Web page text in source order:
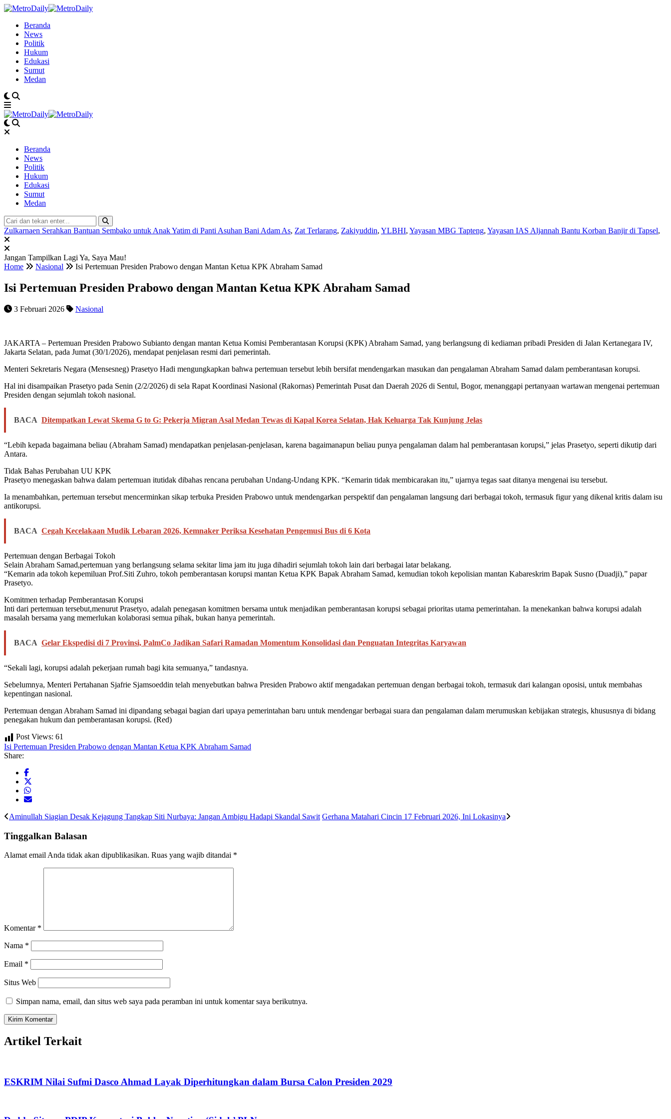
Beranda
News
Politik
Hukum
Edukasi
Sumut
Medan
Beranda
News
Politik
Hukum
Edukasi
Sumut
Medan
Zulkarnaen Serahkan Bantuan Sembako untuk Anak Yatim di Panti Asuhan Bani Adam As, Zat Terlarang, Zakiyuddin, YLBHI, Yayasan MBG Tapteng, Yayasan IAS Aljannah Bantu Korban Banjir di Tapsel,
Jangan Tampilkan Lagi Ya, Saya Mau!
Home
Nasional Isi Pertemuan Presiden Prabowo dengan Mantan Ketua KPK Abraham Samad
Isi Pertemuan Presiden Prabowo dengan Mantan Ketua KPK Abraham Samad
3 Februari 2026 Nasional
JAKARTA – Pertemuan Presiden Prabowo Subianto dengan mantan Ketua Komisi Pemberantasan Korupsi (KPK) Abraham Samad, yang berlangsung di kediaman pribadi Presiden di Jalan Kertanegara IV,
Jakarta Selatan, pada Jumat (30/1/2026), mendapat penjelasan resmi dari pemerintah.
Menteri Sekretaris Negara (Mensesneg) Prasetyo Hadi mengungkapkan bahwa pertemuan tersebut lebih bersifat mendengarkan masukan dan pengalaman Abraham Samad dalam pemberantasan korupsi.
Hal ini disampaikan Prasetyo pada Senin (2/2/2026) di sela Rapat Koordinasi Nasional (Rakornas) Pemerintah Pusat dan Daerah 2026 di Sentul, Bogor, menanggapi pertanyaan wartawan mengenai pertemuan
Presiden dengan sejumlah tokoh nasional.
BACA Ditempatkan Lewat Skema G to G: Pekerja Migran Asal Medan Tewas di Kapal Korea Selatan, Hak Keluarga Tak Kunjung Jelas
“Lebih kepada bagaimana beliau (Abraham Samad) mendapatkan penjelasan-penjelasan, karena bagaimanapun beliau punya pengalaman dalam hal pemberantasan korupsi,” jelas Prasetyo, seperti dikutip dari
Antara.
Tidak Bahas Perubahan UU KPK
Prasetyo menegaskan bahwa dalam pertemuan itutidak dibahas rencana perubahan Undang-Undang KPK. “Kemarin tidak membicarakan itu,” ujarnya tegas saat ditanya mengenai isu tersebut.
Ia menambahkan, pertemuan tersebut mencerminkan sikap terbuka Presiden Prabowo untuk mendengarkan perspektif dan pengalaman langsung dari berbagai tokoh, termasuk figur yang dikenal kritis dalam isu
antikorupsi.
BACA Cegah Kecelakaan Mudik Lebaran 2026, Kemnaker Periksa Kesehatan Pengemusi Bus di 6 Kota
Pertemuan dengan Berbagai Tokoh
Selain Abraham Samad,pertemuan yang berlangsung selama sekitar lima jam itu juga dihadiri sejumlah tokoh lain dari berbagai latar belakang.
“Kemarin ada tokoh kepemiluan Prof.Siti Zuhro, tokoh pemberantasan korupsi mantan Ketua KPK Bapak Abraham Samad, kemudian tokoh kepolisian mantan Kabareskrim Bapak Susno (Duadji),” papar
Prasetyo.
Komitmen terhadap Pemberantasan Korupsi
Inti dari pertemuan tersebut,menurut Prasetyo, adalah penegasan komitmen bersama untuk menjadikan pemberantasan korupsi sebagai prioritas utama pemerintahan. Ia menekankan bahwa korupsi adalah
masalah bersama yang memerlukan kolaborasi semua pihak, bukan hanya pemerintah.
BACA Gelar Ekspedisi di 7 Provinsi, PalmCo Jadikan Safari Ramadan Momentum Konsolidasi dan Penguatan Integritas Karyawan
“Sekali lagi, korupsi adalah pekerjaan rumah bagi kita semuanya,” tandasnya.
Sebelumnya, Menteri Pertahanan Sjafrie Sjamsoeddin telah menyebutkan bahwa Presiden Prabowo aktif mengadakan pertemuan dengan berbagai tokoh, termasuk dari kalangan oposisi, untuk membahas
kepentingan nasional.
Pertemuan dengan Abraham Samad ini dipandang sebagai bagian dari upaya pemerintahan baru untuk mendengar berbagai suara dan pengalaman dalam merumuskan kebijakan strategis, khususnya di bidang
penegakan hukum dan pemberantasan korupsi. (Red)
Post Views: 61
Isi Pertemuan Presiden Prabowo dengan Mantan Ketua KPK Abraham Samad
Share:
Aminullah Siagian Desak Kejagung Tangkap Siti Nurbaya: Jangan Ambigu Hadapi Skandal Sawit Gerhana Matahari Cincin 17 Februari 2026, Ini Lokasinya
Tinggalkan Balasan
Alamat email Anda tidak akan dipublikasikan. Ruas yang wajib ditandai *
Komentar *
Nama *
Email *
Situs Web
Simpan nama, email, dan situs web saya pada peramban ini untuk komentar saya berikutnya.
Artikel Terkait
ESKRIM Nilai Sufmi Dasco Ahmad Layak Diperhitungkan dalam Bursa Calon Presiden 2029